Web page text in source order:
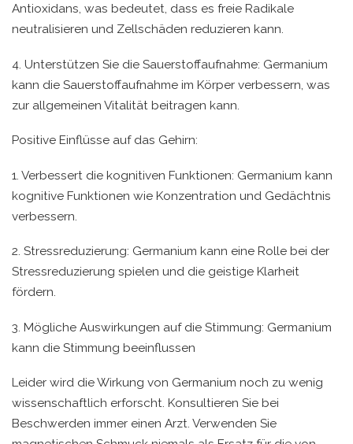
Antioxidans, was bedeutet, dass es freie Radikale
neutralisieren und Zellschäden reduzieren kann.
4. Unterstützen Sie die Sauerstoffaufnahme: Germanium
kann die Sauerstoffaufnahme im Körper verbessern, was
zur allgemeinen Vitalität beitragen kann.
Positive Einflüsse auf das Gehirn:
1. Verbessert die kognitiven Funktionen: Germanium kann
kognitive Funktionen wie Konzentration und Gedächtnis
verbessern.
2. Stressreduzierung: Germanium kann eine Rolle bei der
Stressreduzierung spielen und die geistige Klarheit
fördern.
3. Mögliche Auswirkungen auf die Stimmung: Germanium
kann die Stimmung beeinflussen
Leider wird die Wirkung von Germanium noch zu wenig
wissenschaftlich erforscht. Konsultieren Sie bei
Beschwerden immer einen Arzt. Verwenden Sie